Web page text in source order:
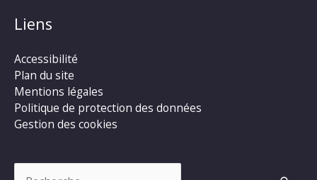
Liens
Accessibilité
Plan du site
Mentions légales
Politique de protection des données
Gestion des cookies